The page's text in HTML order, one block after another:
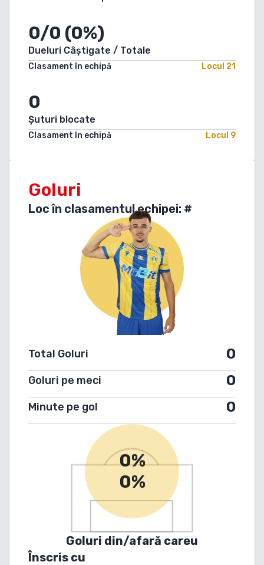
0/0 (0%)
Dueluri Câștigate / Totale
Clasament în echipă Locul 21
0
Șuturi blocate
Clasament în echipă Locul 9
Goluri
Loc în clasamentul echipei: #
Total Goluri 0
Goluri pe meci 0
Minute pe gol 0
0%
0%
Goluri din/afară careu
Înscris cu